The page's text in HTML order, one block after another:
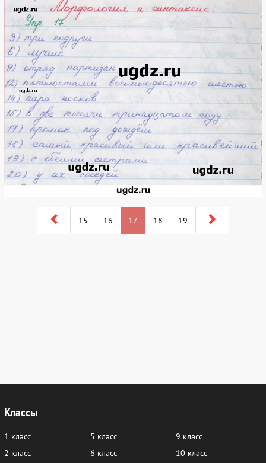
15 16 17 18 19
Классы
1 класс
2 класс
5 класс
6 класс
9 класс
10 класс